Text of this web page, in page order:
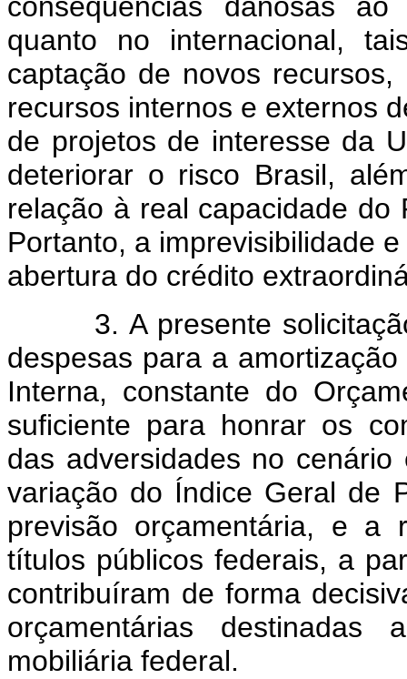
quanto no internacional,
captação de novos
recursos internos e externos
de projetos de interesse da
deteriorar o risco Brasil,
relação à real capacidade
Portanto, a imprevisibilidade
abertura do crédito
3. A presente solicitação
despesas para a
Interna, constante do
suficiente para honrar os
das adversidades no
variação do Índice Geral de
previsão orçamentária, e a
títulos públicos federais, a
contribuíram de forma
orçamentárias
mobiliária federal.